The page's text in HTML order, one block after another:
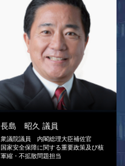
長島 昭久 議員
衆議院議員 内閣総理大臣補佐官
国家安全保障に関する重要政策及び核
軍縮・不拡散問題担当